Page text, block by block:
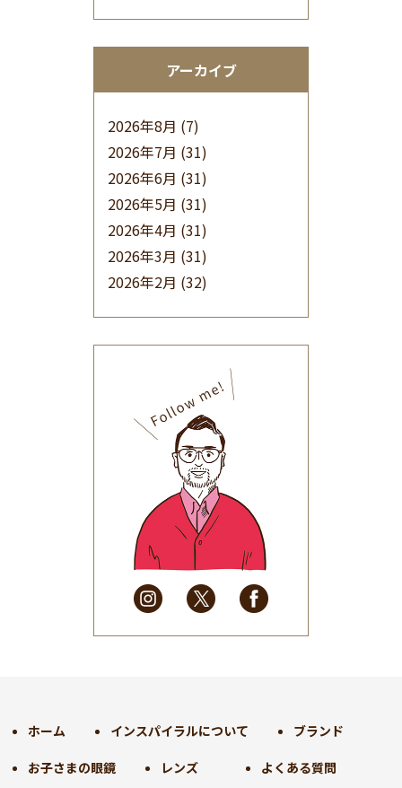
アーカイブ
2026年8月 (7)
2026年7月 (31)
2026年6月 (31)
2026年5月 (31)
2026年4月 (31)
2026年3月 (31)
2026年2月 (32)
(32)
2025年9月(30)
2025年8月(31)
2025年7月(37)
2025年6月(48)
2025年5月
(41)
2025年4月
(32)
2025年3月(31)
2025年2月
(28)
2025年1月
(34)
2024年9月(30)
2024年7月(31)
ホーム インスパイラルについて ブランド
お子さまの眼鏡 レンズ よくある質問